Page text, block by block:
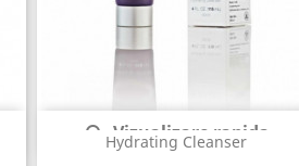
Hydrating Cleanser
Vizualizare rapida